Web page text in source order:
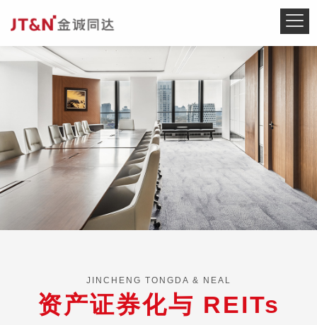
JINCHENG TONGDA & NEAL
资产证券化与 REITs